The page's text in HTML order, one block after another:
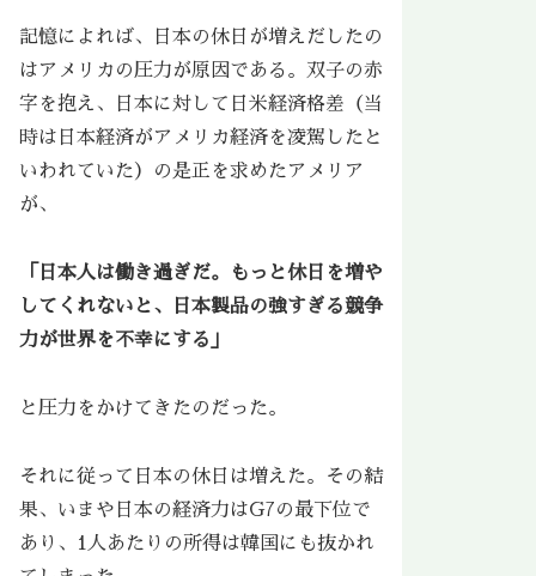
記憶によれば、日本の休日が増えだしたの
はアメリカの圧力が原因である。双子の赤
字を抱え、日本に対して日米経済格差（当
時は日本経済がアメリカ経済を凌駕したと
いわれていた）の是正を求めたアメリア
が、
「日本人は働き過ぎだ。もっと休日を増や
してくれないと、日本製品の強すぎる競争
力が世界を不幸にする」
と圧力をかけてきたのだった。
それに従って日本の休日は増えた。その結
果、いまや日本の経済力はG7の最下位で
あり、1人あたりの所得は韓国にも抜かれ